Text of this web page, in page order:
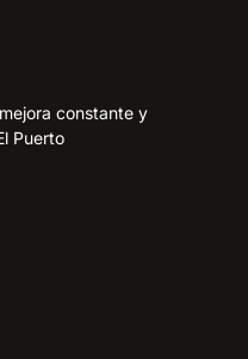
constante y
Puerto